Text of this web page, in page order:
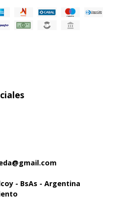
- BsAs - Argentina